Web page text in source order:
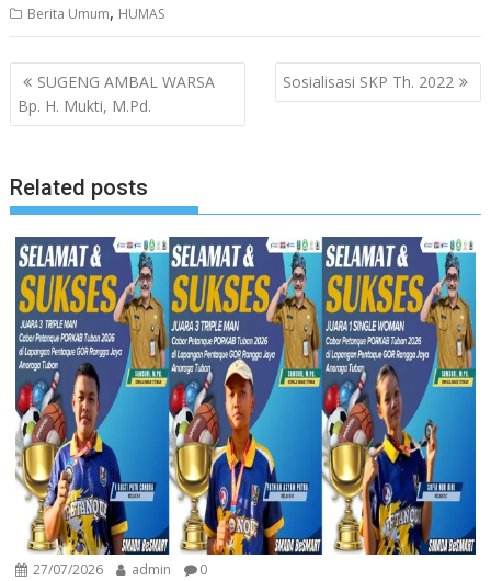
Berita Umum, HUMAS
Navigasi
pos
SUGENG AMBAL WARSA
Bp. H. Mukti, M.Pd.
Sosialisasi SKP Th. 2022
Related posts
27/07/2026 admin 0